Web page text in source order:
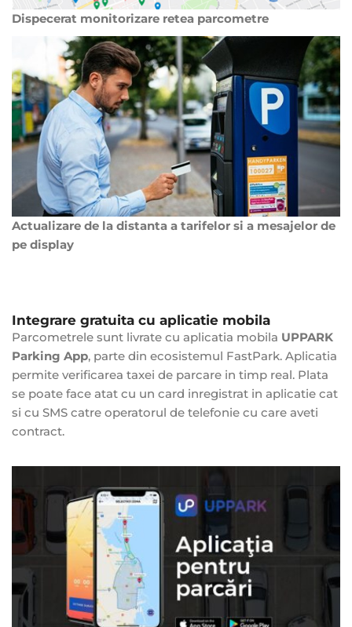
Dispecerat monitorizare retea parcometre
Actualizare de la distanta a tarifelor si a mesajelor de
pe display
Integrare gratuita cu aplicatie mobila
Parcometrele sunt livrate cu aplicatia mobila UPPARK
Parking App, parte din ecosistemul FastPark. Aplicatia
permite verificarea taxei de parcare in timp real. Plata
se poate face atat cu un card inregistrat in aplicatie cat
si cu SMS catre operatorul de telefonie cu care aveti
contract.